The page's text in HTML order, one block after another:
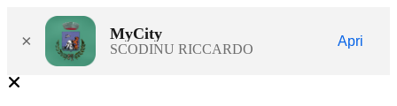
× MyCity
SCODINU RICCARDO
Apri